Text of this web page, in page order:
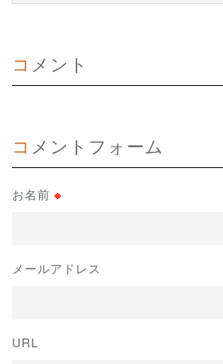
コメント
コメントフォーム
お名前 ※
メールアドレス
URL